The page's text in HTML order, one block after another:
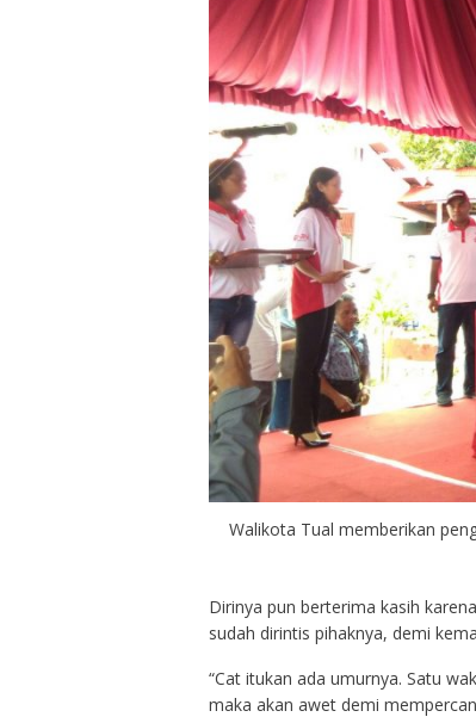
Walikota Tual memberikan
Dirinya pun berterima kasih
sudah dirintis pihaknya, demi
“Cat itukan ada umurnya. Satu
maka akan awet demi